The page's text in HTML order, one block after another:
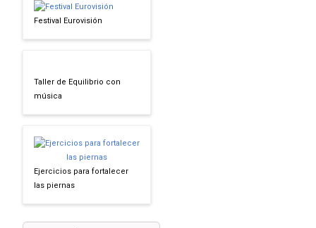
Festival Eurovisión
Taller de Equilibrio con
música
Ejercicios para fortalecer
las piernas